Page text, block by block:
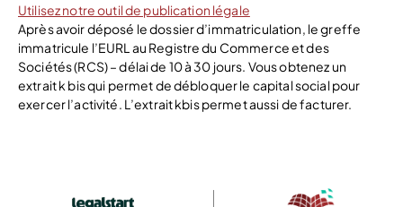
Utilisez notre outil de publication légale
Après avoir déposé le dossier d’immatriculation, le greffe
immatricule l’EURL au Registre du Commerce et des
Sociétés (RCS) – délai de 10 à 30 jours. Vous obtenez un
extrait k bis qui permet de débloquer le capital social pour
exercer l’activité. L’extrait kbis permet aussi de facturer.